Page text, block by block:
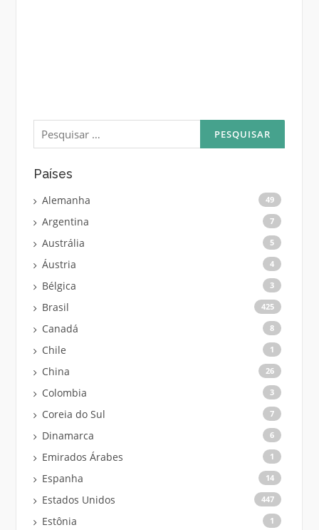
Pesquisar
por:
Países
Alemanha 49
Argentina 7
Austrália 5
Áustria 4
Bélgica 3
Brasil 425
Canadá 8
Chile 1
China 26
Colombia 3
Coreia do Sul 7
Dinamarca 6
Emirados Árabes 1
Espanha 14
Estados Unidos 447
Estônia 1